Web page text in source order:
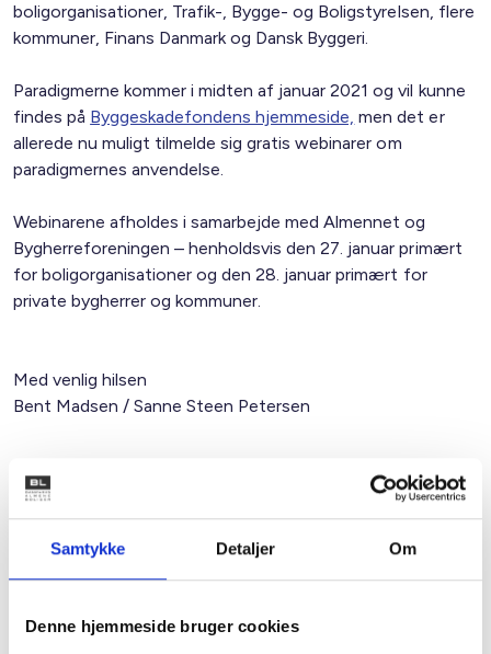
Samtykke Detaljer Om
Denne hjemmeside bruger cookies
boligorganisationer, Trafik-, Bygge- og Boligstyrelsen, flere
kommuner, Finans Danmark og Dansk Byggeri.
Paradigmerne kommer i midten af januar 2021 og vil kunne
findes på Byggeskadefondens hjemmeside, men det er
allerede nu muligt tilmelde sig gratis webinarer om
paradigmernes anvendelse.
Webinarene afholdes i samarbejde med Almennet og
Bygherreforeningen – henholdsvis den 27. januar primært
for boligorganisationer og den 28. januar primært for
private bygherrer og kommuner.
Med venlig hilsen
Bent Madsen / Sanne Steen Petersen
Kontakt
Sanne Steen
Afdelingschef